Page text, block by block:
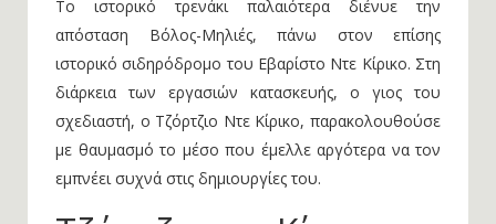
Το ιστορικό τρενάκι παλαιότερα διένυε την
απόσταση Βόλος-Μηλιές, πάνω στον επίσης
ιστορικό σιδηρόδρομο του Εβαρίστο Ντε Κίρικο. Στη
διάρκεια των εργασιών κατασκευής, ο γιος του
σχεδιαστή, ο Τζόρτζιο Ντε Κίρικο, παρακολουθούσε
με θαυμασμό το μέσο που έμελλε αργότερα να τον